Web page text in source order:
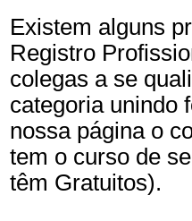
Existem alguns
Registro
colegas a se
categoria unindo
nossa página o
tem o curso de
têm Gratuitos).